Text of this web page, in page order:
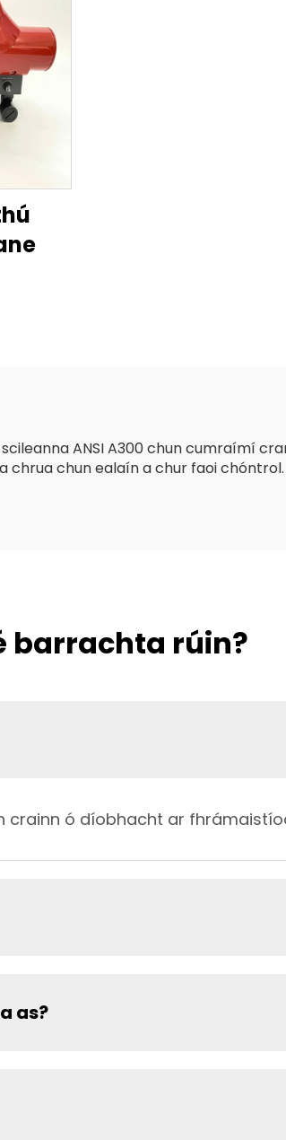
ANSI A300 chun cumraímí
chun ealaín a chur faoi chóntrol.
barrachta rúin?
crainn ó díobhacht ar
as?